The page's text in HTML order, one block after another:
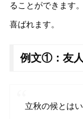
ることができます
喜ばれます。
例文①：友
立秋の候とは